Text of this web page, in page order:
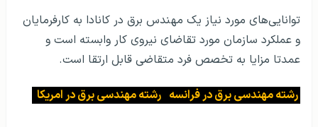
توانایی‌های مورد نیاز یک مهندس برق در کانادا به کارفرمایان
و عملکرد سازمان مورد تقاضای نیروی کار وابسته است و
عمدتا مزایا به تخصص فرد متقاضی قابل ارتقا است.
رشته مهندسی برق در فرانسه رشته مهندسی برق در امریکا